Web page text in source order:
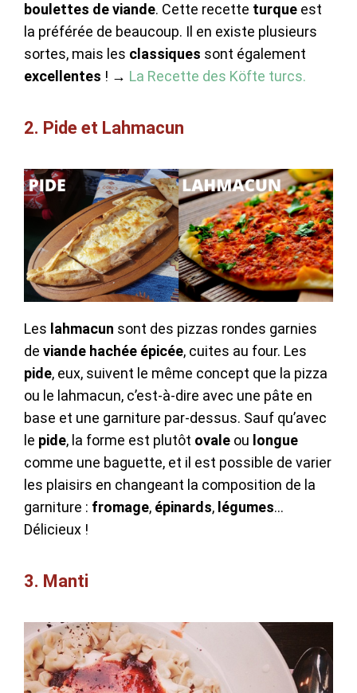
boulettes de viande. Cette recette turque est
la préférée de beaucoup. Il en existe plusieurs
sortes, mais les classiques sont également
excellentes ! → La Recette des Köfte turcs.
2. Pide et Lahmacun
Les lahmacun sont des pizzas rondes garnies
de viande hachée épicée, cuites au four. Les
pide, eux, suivent le même concept que la pizza
ou le lahmacun, c’est-à-dire avec une pâte en
base et une garniture par-dessus. Sauf qu’avec
le pide, la forme est plutôt ovale ou longue
comme une baguette, et il est possible de varier
les plaisirs en changeant la composition de la
garniture : fromage, épinards, légumes…
Délicieux !
3. Manti